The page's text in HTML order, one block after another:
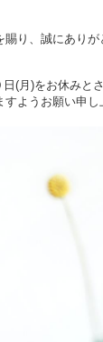
り、誠にありが
日(月)をお休みと
ようお願い申し